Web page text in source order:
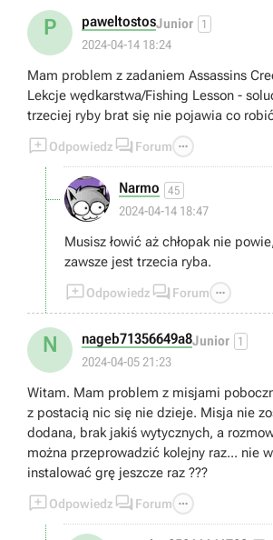
P paweltostosJunior 1
2024-04-14 18:24
Mam problem z zadaniem Assassins
Lekcje wędkarstwa/Fishing Lesson -
trzeciej ryby brat się nie pojawia co
Odpowiedz  Forum 
Narmo 45
2024-04-14 18:47
Musisz łowić aż chłopak nie
zawsze jest trzecia ryba.
Odpowiedz  Forum 
N nageb71356649a8Junior 1
2024-04-05 21:23
Witam. Mam problem z misjami
z postacią nic się nie dzieje. Misja nie
dodana, brak jakiś wytycznych, a
można przeprowadzić kolejny raz... nie
instalować grę jeszcze raz ???
Odpowiedz  Forum 